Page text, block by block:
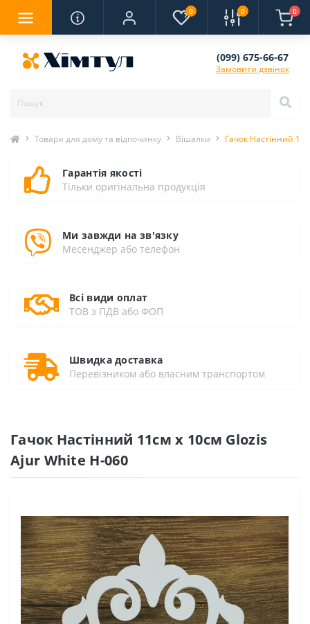
0 0 0
(099) 675-66-67
Замовити дзвінок
Товари для дому та відпочинку Вішалки Гачок Настінний
Гарантія якості
Тільки оригінальна продукція
Ми завжди на зв'язку
Месенджер або телефон
Всі види оплат
ТОВ з ПДВ або ФОП
Швидка доставка
Перевізником або власним транспортом
Гачок Настінний 11см х 10см Glozis
Ajur White H-060